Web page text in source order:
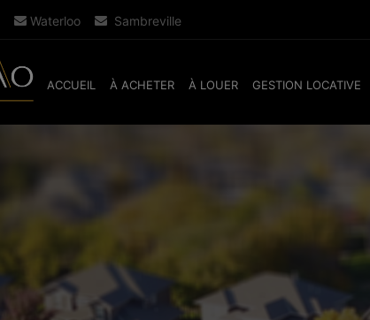
Waterloo Sambreville
ACCUEIL À ACHETER À LOUER GESTION LOCATIVE